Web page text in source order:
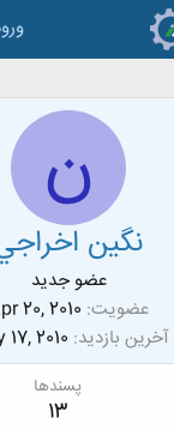
ن
نگين
عضو جدید
عضویت 20, 2010
آخرین بازدید 2010
پسندها
13